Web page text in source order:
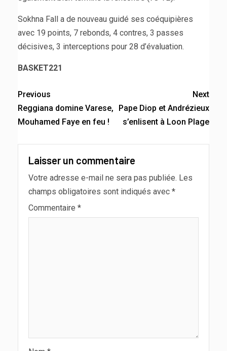
Sokhna Fall a de nouveau guidé ses coéquipières
avec 19 points, 7 rebonds, 4 contres, 3 passes
décisives, 3 interceptions pour 28 d’évaluation.
BASKET221
Previous
Reggiana domine Varese,
Mouhamed Faye en feu !
Next
Pape Diop et Andrézieux
s’enlisent à Loon Plage
Laisser un commentaire
Votre adresse e-mail ne sera pas publiée. Les
champs obligatoires sont indiqués avec *
Commentaire *